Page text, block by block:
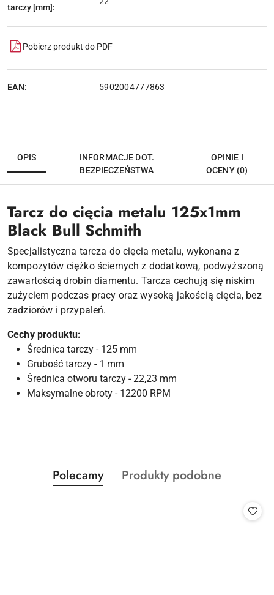
tarczy [mm]:
Pobierz produkt do PDF
EAN: 5902004777863
OPIS
INFORMACJE DOT.
BEZPIECZEŃSTWA
OPINIE I
OCENY (0)
Tarcz do cięcia metalu 125x1mm
Black Bull Schmith
Specjalistyczna tarcza do cięcia metalu, wykonana z
kompozytów ciężko ściernych z dodatkową, podwyższoną
zawartością drobin diamentu. Tarcza cechują się niskim
zużyciem podczas pracy oraz wysoką jakością cięcia, bez
zadziorów i przypaleń.
Cechy produktu:
Średnica tarczy - 125 mm
Grubość tarczy - 1 mm
Średnica otworu tarczy - 22,23 mm
Maksymalne obroty - 12200 RPM
Pomiń karuzelę produktów
Produkty
o
Polecamy
Produkty
Produkty podobne